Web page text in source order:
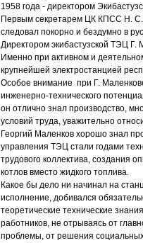
1958 года - директором
Первым секретарем ЦК КПСС Н. С.
следовал покорно и бездумно в
Директором экибастузской ТЭЦ Г.
Именно при активном и
крупнейшей электростанцией
Особое внимание при Г.
инженерно-технического
он отлично знал производство,
условий труда, уважительно
Георгий Маленков хорошо знал
управления ТЭЦ стали годами
трудового коллектива, создания
котлов вместо жидкого топлива.
Какое бы дело ни начинал на
исполнение, добивался
теоретические технические
работников, не отрываясь от
проблемы, от решения